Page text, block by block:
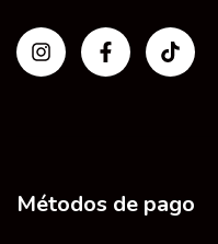
Métodos de pago